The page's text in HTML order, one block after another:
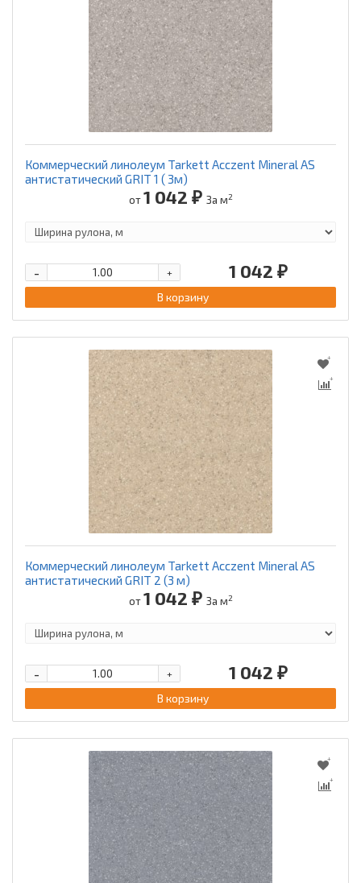
Коммерческий линолеум Tarkett Acczent Mineral AS
антистатический GRIT 1 ( 3м)
от1 042 ₽ За м2
1 042 ₽
+
-
В корзину
Коммерческий линолеум Tarkett Acczent Mineral AS
антистатический GRIT 2 (3 м)
от1 042 ₽ За м2
1 042 ₽
+
-
В корзину